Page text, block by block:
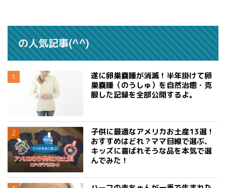
の人気記事(^^)
遂に卵巣嚢腫が消滅！半年掛けて卵
巣嚢腫（のうしゅ）を自然治癒・克
服した記録を全部公開するよ。
子供に最適なアメリカお土産13選！
おすすめはどれ？ママ目線で選ぶ、
キッズに喜ばれそうな品を本気で選
んでみた！